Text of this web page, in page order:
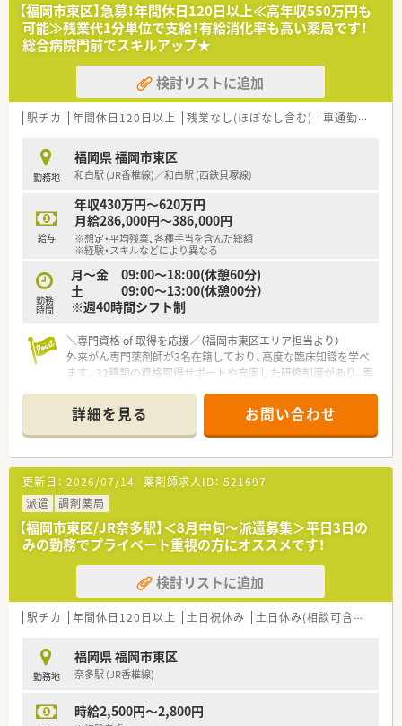
【法人特徴について】
■福岡県と熊本県を中心に、調剤薬局とドラッグストアのチェー
ン展開を100店舗以上行っており毎年成長しています。
■創業40年の歴史を持ち地域に根差した店舗運営を行い、各種
イベントを通じて地域医療をサポートしている企業です。
■調剤部門とドラッグ部門は明確に分かれており、レジ打ちや品
出し業務をすることなく専門業務に専念できる環境です。
【こんな取り組みをしています】
■全店に最新の監査レンジをはじめとした調剤機器を導入して
おり、インシデント対策を徹底し安全性を高めています。
■地域住民の健康増進を目的とした各種健康セミナーや、スポー
ツイベントへの協賛など地域貢献に努めています。
■フィットネスクラブや漢方専門店とコラボレーションした店
舗を出店するなど、最先端の薬局運営に挑戦しています。
【やりがい/おすすめポイント】
■外来の処方箋応需にとどまらず在宅医療から看取りまで経験
できるため、患者様に深く寄り添うやりがいを実感できます。
社員の健康と働きやすさが守られた安心の環境です。
■生活用品や化粧品を優待価格で購入できる社員割引制度が用
意されており、日々の生活面でも大きなメリットがあります。
【福岡市東区】急募！年間休日120日以上≪高年収550万円も
可能≫残業代1分単位で支給！有給消化率も高い薬局です！
総合病院門前でスキルアップ★
検討リストに追加
駅チカ 年間休日120日以上 残業なし(ほぼなし含む) 車通勤可
勤務地
福岡県 福岡市東区
和白駅 (JR香椎線)／和白駅 (西鉄貝塚線)
給与
年収430万円～620万円
月給286,000円～386,000円
※想定・平均残業、各種手当を含んだ総額
※経験・スキルなどにより異なる
勤務
時間
月～金 09:00～18:00(休憩60分)
土 09:00～13:00(休憩00分）
※週40時間シフト制
＼専門資格 of 取得を応援／（福岡市東区エリア担当より）
外来がん専門薬剤師が3名在籍しており、高度な臨床知識を学べ
ます。32種類の資格取得サポートや充実した研修制度があり、専
【店舗情報と応需状況について】
■和白駅から徒歩8分に位置し、近隣の大型総合病院等の総合科
目を1日200枚ほど応需しており、幅広い知識を習得できる環境
です。
■近隣には複数のクリニックもあり、多様な処方箋に触れること
で、薬剤師としての臨床経験を確実に積むことが可能となってい
ます。
■薬剤師も常時10名以上在籍している大型店舗になります。
【法人特徴について】
■大手チェーンのグループ会社として、九州や中国エリアを中心
に39店舗を展開し、強固な経営基盤と安定性を誇る法人です。
■業界最大級のネットワークを構築しており、地域連携薬局や健
ます。
■DX推進に注力しており、薬剤師全員にタブレットを配布する
など、スマート薬歴システムの導入により業務効率化を図ってい
詳細を見る お問い合わせ
更新日： 2026/07/14 薬剤師求人ID： 521697
派遣
調剤薬局
【福岡市東区/JR奈多駅】＜8月中旬～派遣募集＞平日3日の
みの勤務でプライベート重視の方にオススメです！
検討リストに追加
駅チカ 年間休日120日以上 土日祝休み 土日休み(相談可含む)
勤務地
福岡県 福岡市東区
奈多駅 (JR香椎線)
時給2,500円～2,800円